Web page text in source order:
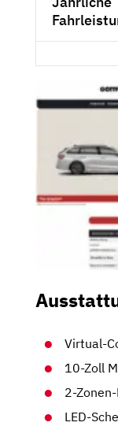
Virtual-
10-Zoll
2-
LED-